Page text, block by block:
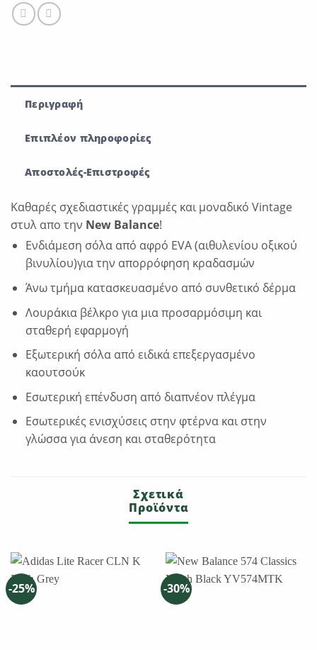
Περιγραφή
Επιπλέον πληροφορίες
Αποστολές-Επιστροφές
Καθαρές σχεδιαστικές γραμμές και μοναδικό Vintage
στυλ απο την New Balance!
Ενδιάμεση σόλα από αφρό EVA (αιθυλενίου οξικού
βινυλίου)για την απορρόφηση κραδασμών
Άνω τμήμα κατασκευασμένο από συνθετικό δέρμα
Λουράκια βέλκρο για μια προσαρμόσιμη και
σταθερή εφαρμογή
Εξωτερική σόλα από ειδικά επεξεργασμένο
καουτσούκ
Εσωτερική επένδυση από διαπνέον πλέγμα
Εσωτερικές ενισχύσεις στην φτέρνα και στην
γλώσσα για άνεση και σταθερότητα
Σχετικά
Προϊόντα
-25% -30%